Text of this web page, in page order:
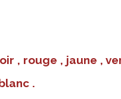
, rouge , jaune ,
.